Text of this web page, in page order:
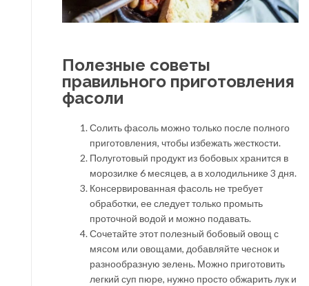
Полезные советы
правильного приготовления
фасоли
Солить фасоль можно только после полного
приготовления, чтобы избежать жесткости.
Полуготовый продукт из бобовых хранится в
морозилке 6 месяцев, а в холодильнике 3 дня.
Консервированная фасоль не требует
обработки, ее следует только промыть
проточной водой и можно подавать.
Сочетайте этот полезный бобовый овощ с
мясом или овощами, добавляйте чеснок и
разнообразную зелень. Можно приготовить
легкий суп пюре, нужно просто обжарить лук и